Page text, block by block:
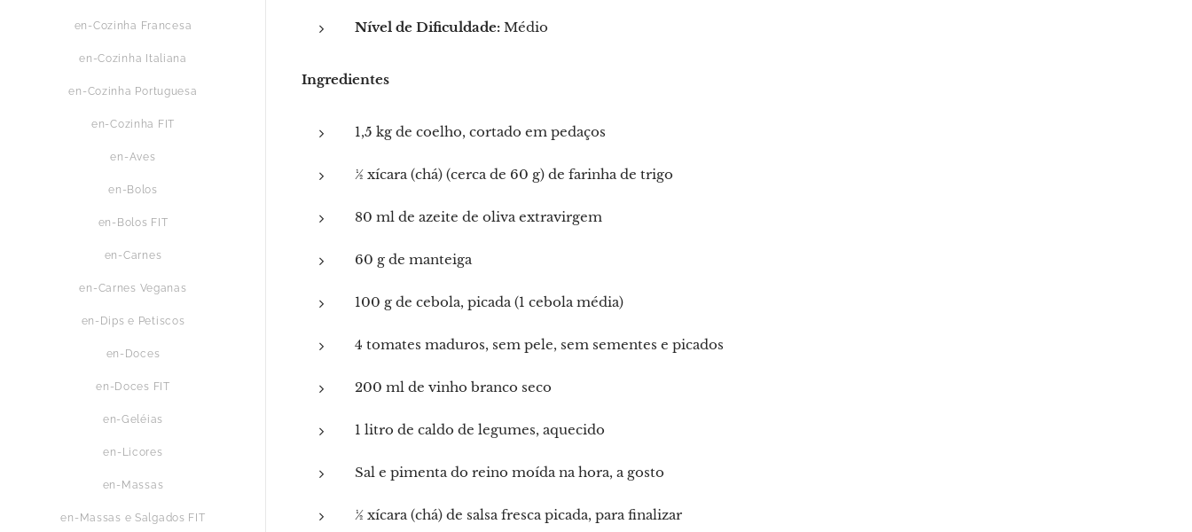
en-Cozinha Francesa
en-Cozinha Italiana
en-Cozinha Portuguesa
en-Cozinha FIT
en-Aves
en-Bolos
en-Bolos FIT
en-Carnes
en-Carnes Veganas
en-Dips e Petiscos
en-Doces
en-Doces FIT
en-Geléias
en-Licores
en-Massas
en-Massas e Salgados FIT
Nível de Dificuldade: Médio
Ingredientes
1,5 kg de coelho, cortado em pedaços
½ xícara (chá) (cerca de 60 g) de farinha de trigo
80 ml de azeite de oliva extravirgem
60 g de manteiga
100 g de cebola, picada (1 cebola média)
4 tomates maduros, sem pele, sem sementes e picados
200 ml de vinho branco seco
1 litro de caldo de legumes, aquecido
Sal e pimenta do reino moída na hora, a gosto
½ xícara (chá) de salsa fresca picada, para finalizar